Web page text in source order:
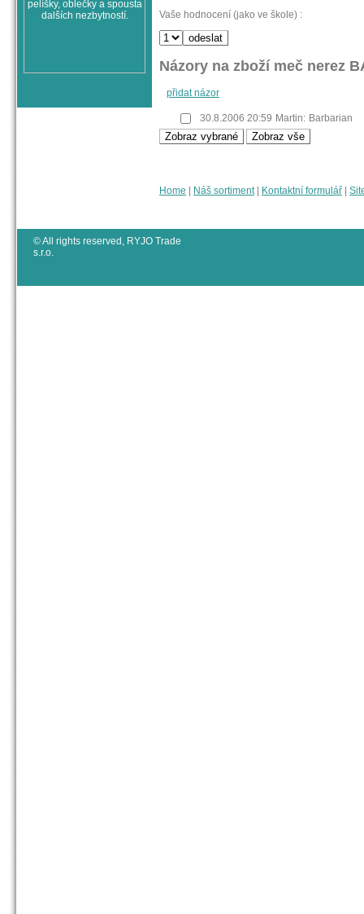
Vaše hodnocení (jako ve škole) :
Názory na zboží meč nerez
přidat názor
30.8.2006 20:59 Martin: Barbarian
Home | Náš sortiment| Kontaktní formulář |
© All rights reserved, RYJO Trade
s.r.o.